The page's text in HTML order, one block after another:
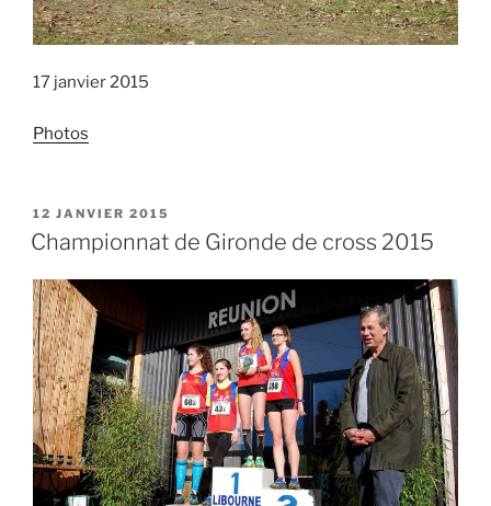
17 janvier 2015
Photos
PUBLIÉ
LE
12 JANVIER 2015
Championnat de Gironde de cross 2015